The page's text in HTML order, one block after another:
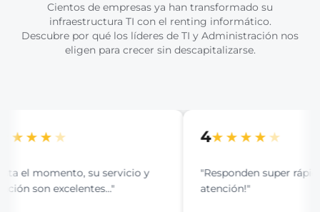
Cientos de empresas ya han transformado su
infraestructura TI con el renting informático.
Descubre por qué los líderes de TI y Administración nos
eligen para crecer sin descapitalizarse.
★
el momento, su servicio y
son excelentes..."
★★★★★
"Responden super
atención!"